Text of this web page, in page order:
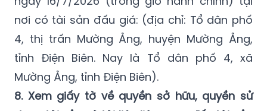
4, thị trấn Mường Ảng, huyện Mường Ảng,
tỉnh Điện Biên. Nay là Tổ dân phố 4, xã
Mường Ảng, tỉnh Điện Biên).
8. Xem giấy tờ về quyền sở hữu, quyền sử
dụng tài sản và tài liệu liên quan đến tài sản
đấu giá:Bắt đầu từ 07 giờ 00 phút ngày